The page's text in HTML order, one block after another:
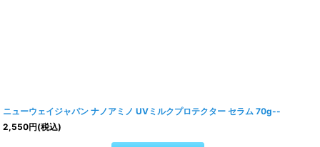
ニューウェイジャパン ナノアミノ UVミルクプロテクター セラム 70g--
2,550円(税込)